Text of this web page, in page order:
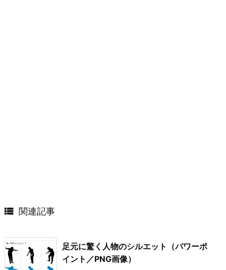
 関連記事
足元に驚く人物のシルエット（パワーポ
イント／PNG画像）